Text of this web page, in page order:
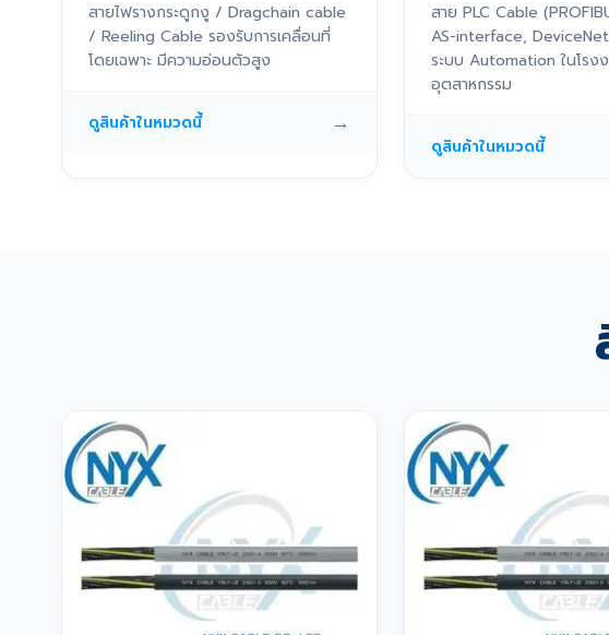
สายไฟรางกระดูกงู / Dragchain cable
/ Reeling Cable รองรับการเคลื่อนที่
โดยเฉพาะ มีความอ่อนตัวสูง
ดูสินค้าในหมวดนี้ →
สาย PLC Cable
AS-interface,
ระบบ Automation ในโรง
อุตสาหกรรม
ดูสินค้าในหมวดนี้